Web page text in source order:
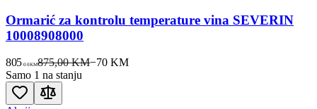
Ormarić za kontrolu temperature vina SEVERIN
10008908000
805 00KM875,00 KM−70 KM
Samo 1 na stanju